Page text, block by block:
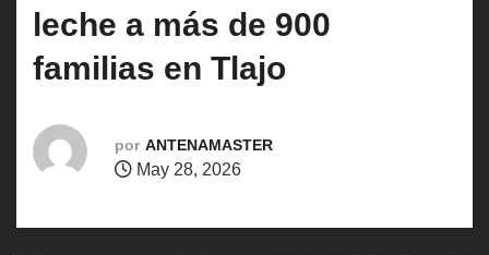
leche a más de 900
familias en Tlajo
por ANTENAMASTER
May 28, 2026